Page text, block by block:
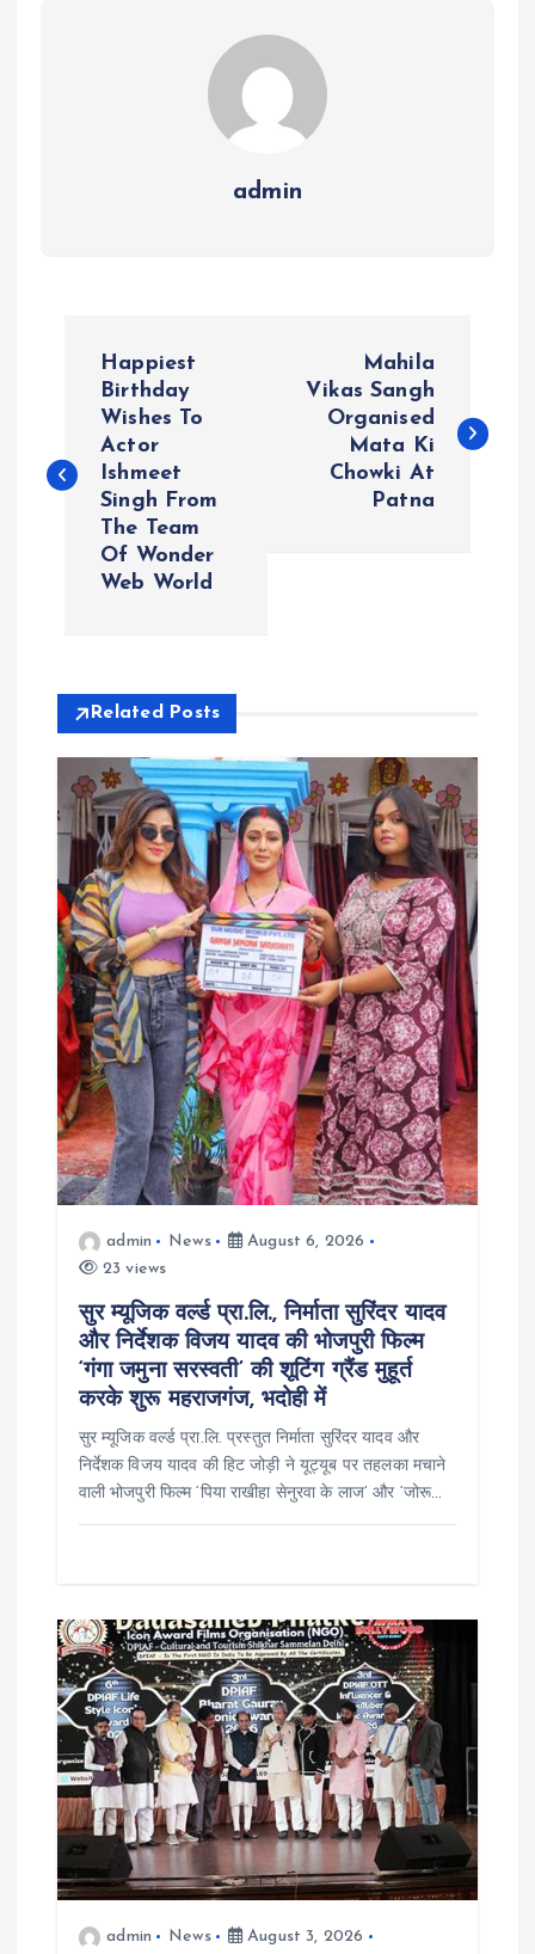
admin
s
v
g
a
t
o
n
Happiest
Birthday
Wishes To
Actor
Ishmeet
Singh From
The Team
Of Wonder
Web World
Mahila
Vikas Sangh
Organised
Mata Ki
Chowki At
Patna
Related Posts
admin News
August 6, 2026
23 views
सुर म्यूजिक वर्ल्ड प्रा.लि., निर्माता सुरिंदर यादव
और निर्देशक विजय यादव की भोजपुरी फिल्म
‘गंगा जमुना सरस्वती’ की शूटिंग ग्रैंड मुहूर्त
करके शुरू महराजगंज, भदोही में
सुर म्यूजिक वर्ल्ड प्रा.लि. प्रस्तुत निर्माता सुरिंदर यादव और
निर्देशक विजय यादव की हिट जोड़ी ने यूट्यूब पर तहलका मचाने
वाली भोजपुरी फिल्म ‘पिया राखीहा सेनुरवा के लाज’ और ‘जोरू…
admin News
August 3, 2026